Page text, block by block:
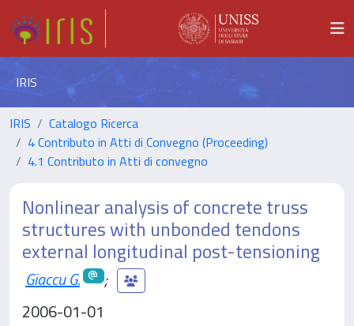
IRIS
IRIS
Catalogo Ricerca
4 Contributo in Atti di Convegno (Proceeding)
4.1 Contributo in Atti di convegno
Nonlinear analysis of concrete truss
structures with unbonded tendons
external longitudinal post-tensioning
Giaccu G.
;
2006-01-01